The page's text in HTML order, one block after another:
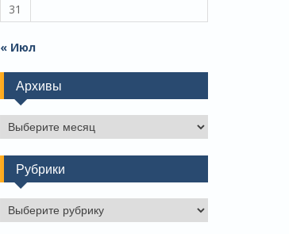
31
« Июл
Архивы
Архивы
Рубрики
Рубрики